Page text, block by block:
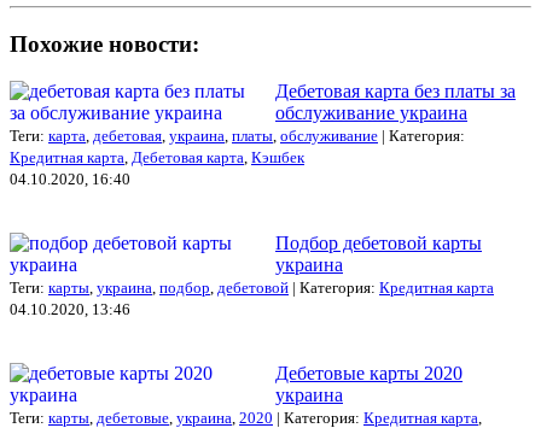
Похожие новости:
Дебетовая карта без платы за
обслуживание украина
Теги: карта дебетовая украина платы обслуживание | Категория:
Кредитная карта Дебетовая карта Кэшбек
04.10.2020, 16:40
Подбор дебетовой карты
украина
Теги: карты украина подбор дебетовой | Категория: Кредитная карта
04.10.2020, 13:46
Дебетовые карты 2020
украина
Теги: карты дебетовые украина 2020 | Категория: Кредитная карта